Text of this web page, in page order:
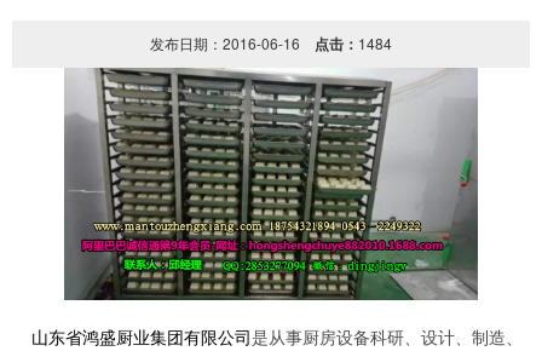
发布日期：2016-06-16 点击： 1484
山东省鸿盛厨业集团有限公司是从事厨房设备科研、设计、制造、